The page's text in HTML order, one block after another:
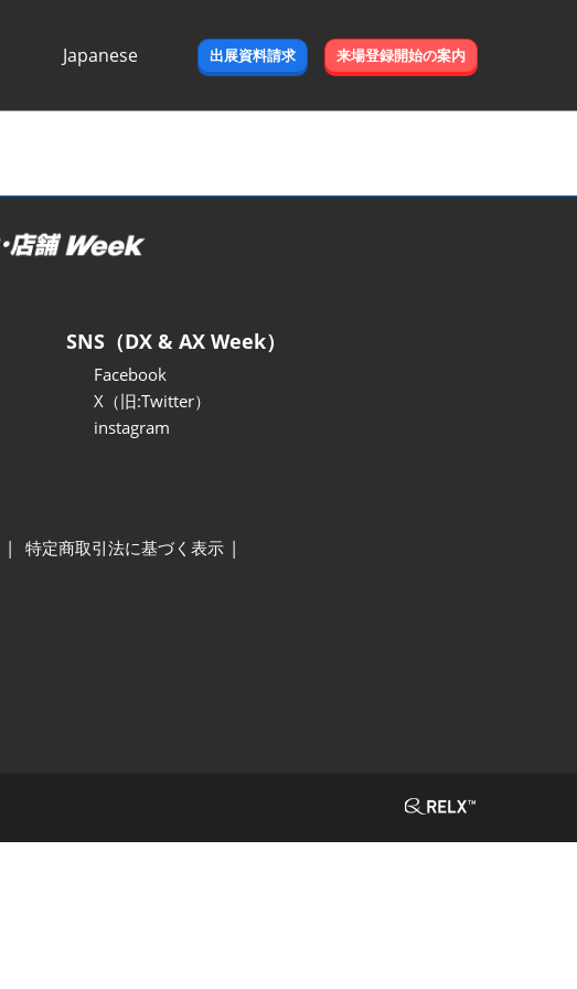
Japanese
出展資料請求 来場登録開始の案内
SNS（DX & AX Week）
Facebook
X（旧:Twitter）
instagram
特定商取引法に基づく表示